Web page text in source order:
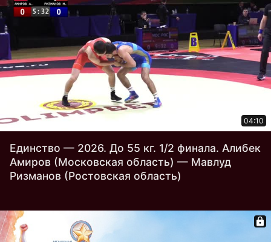
04:10
Единство — 2026. До 55 кг. 1/2 финала. Алибек
Амиров (Московская область) — Мавлуд
Ризманов (Ростовская область)